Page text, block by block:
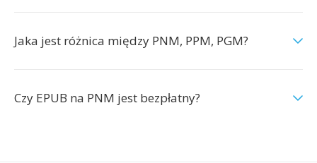
Jaka jest różnica między PNM, PPM, PGM?
Czy EPUB na PNM jest bezpłatny?